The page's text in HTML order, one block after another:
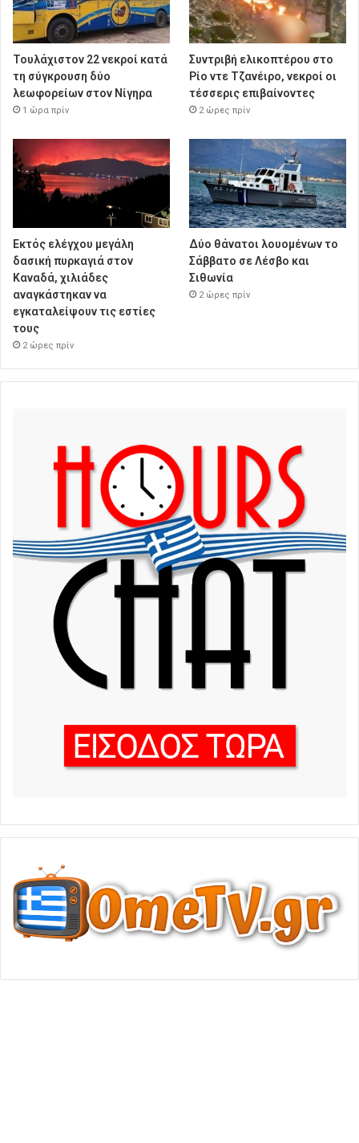
Τουλάχιστον 22 νεκροί κατά
τη σύγκρουση δύο
λεωφορείων στον Νίγηρα
1 ώρα πρίν
Συντριβή ελικοπτέρου στο
Ρίο ντε Τζανέιρο, νεκροί οι
τέσσερις επιβαίνοντες
2 ώρες πρίν
Εκτός ελέγχου μεγάλη
δασική πυρκαγιά στον
Καναδά, χιλιάδες
αναγκάστηκαν να
εγκαταλείψουν τις εστίες
τους
2 ώρες πρίν
Δύο θάνατοι λουομένων το
Σάββατο σε Λέσβο και
Σιθωνία
2 ώρες πρίν